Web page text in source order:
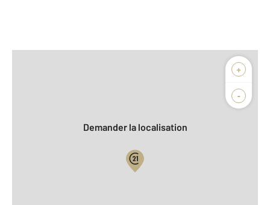
+
-
Biens vendus
Demander la localisation